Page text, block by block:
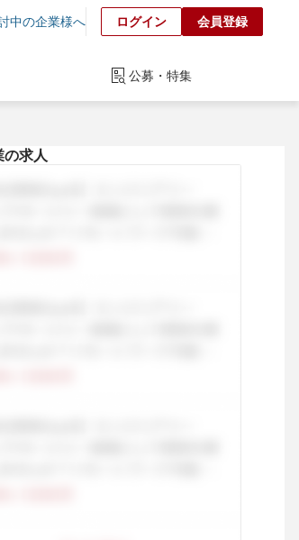
中の企業様へ ログイン 会員登録
公募・特集
の求人